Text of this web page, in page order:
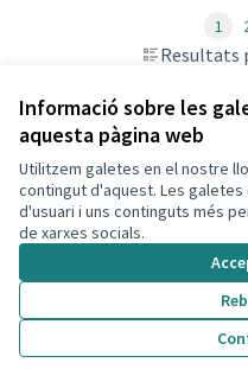
Informació sobre les
aquesta pàgina web
Utilitzem galetes en el nostre
contingut d'aquest. Les
d'usuari i uns continguts més
de xarxes socials.
Resultats
1
Termes i condicions d'ús
Configuració de les galetes
Decidim Calafell a X
(Enllaç extern)
Decidim Calafell a
Decidim Calafell a
Decidim Calafell
(Enllaç extern)
Web creada ambprogramari lliure .